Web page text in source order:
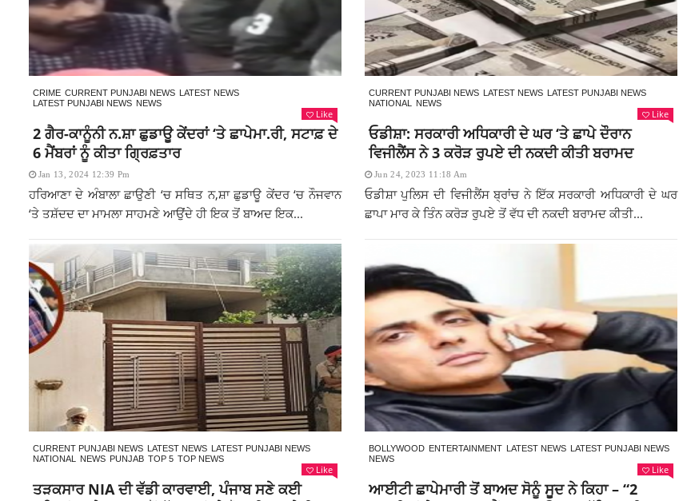
CRIME CURRENT PUNJABI NEWS LATEST NEWS
LATEST PUNJABI NEWS NEWS
Like
2 ਗੈਰ-ਕਾਨੂੰਨੀ ਨ.ਸ਼ਾ ਛੁਡਾਊ ਕੇਂਦਰਾਂ ‘ਤੇ ਛਾਪੇਮਾ.ਰੀ, ਸਟਾਫ਼ ਦੇ
6 ਮੈਂਬਰਾਂ ਨੂੰ ਕੀਤਾ ਗ੍ਰਿਫ਼ਤਾਰ
Jan 13, 2024 12:39 Pm
ਹਰਿਆਣਾ ਦੇ ਅੰਬਾਲਾ ਛਾਉਣੀ ‘ਚ ਸਥਿਤ ਨ,ਸ਼ਾ ਛੁਡਾਊ ਕੇਂਦਰ ‘ਚ ਨੌਜਵਾਨ
‘ਤੇ ਤਸ਼ੱਦਦ ਦਾ ਮਾਮਲਾ ਸਾਹਮਣੇ ਆਉਂਦੇ ਹੀ ਇਕ ਤੋਂ ਬਾਅਦ ਇਕ...
CURRENT PUNJABI NEWS LATEST NEWS LATEST PUNJABI NEWS
NATIONAL
NEWS
Like
ਓਡੀਸ਼ਾ: ਸਰਕਾਰੀ ਅਧਿਕਾਰੀ ਦੇ ਘਰ ‘ਤੇ ਛਾਪੇ ਦੌਰਾਨ
ਵਿਜੀਲੈਂਸ ਨੇ 3 ਕਰੋੜ ਰੁਪਏ ਦੀ ਨਕਦੀ ਕੀਤੀ ਬਰਾਮਦ
Jun 24, 2023 11:18 Am
ਓਡੀਸ਼ਾ ਪੁਲਿਸ ਦੀ ਵਿਜੀਲੈਂਸ ਬ੍ਰਾਂਚ ਨੇ ਇੱਕ ਸਰਕਾਰੀ ਅਧਿਕਾਰੀ ਦੇ ਘਰ
ਛਾਪਾ ਮਾਰ ਕੇ ਤਿੰਨ ਕਰੋੜ ਰੁਪਏ ਤੋਂ ਵੱਧ ਦੀ ਨਕਦੀ ਬਰਾਮਦ ਕੀਤੀ...
CURRENT PUNJABI NEWS LATEST NEWS LATEST PUNJABI NEWS
NATIONAL
NEWS PUNJAB TOP 5 TOP NEWS
Like
ਤੜਕਸਾਰ NIA ਦੀ ਵੱਡੀ ਕਾਰਵਾਈ, ਪੰਜਾਬ ਸਣੇ ਕਈ
BOLLYWOOD ENTERTAINMENT LATEST NEWS LATEST PUNJABI NEWS
NEWS
Like
ਆਈਟੀ ਛਾਪੇਮਾਰੀ ਤੋਂ ਬਾਅਦ ਸੋਨੂੰ ਸੂਦ ਨੇ ਕਿਹਾ – “2